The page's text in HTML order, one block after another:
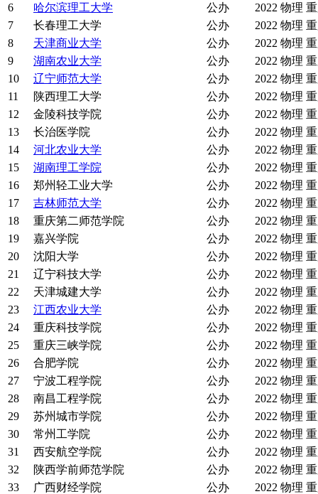
6
哈尔滨理工大学 公办 2022 物理
7
长春理工大学 公办 2022 物理
8
天津商业大学 公办 2022 物理
9
湖南农业大学 公办 2022 物理
10
辽宁师范大学 公办 2022 物理
11
陕西理工大学 公办 2022 物理
12
金陵科技学院 公办 2022 物理
13
长治医学院 公办 2022 物理
14
河北农业大学 公办 2022 物理
15
湖南理工学院 公办 2022 物理
16
郑州轻工业大学 公办 2022 物理
17
吉林师范大学 公办 2022 物理
18
重庆第二师范学院 公办 2022 物理
19
嘉兴学院 公办 2022 物理
20
沈阳大学 公办 2022 物理
21
辽宁科技大学 公办 2022 物理
22
天津城建大学 公办 2022 物理
23
江西农业大学 公办 2022 物理
24
重庆科技学院 公办 2022 物理
25
重庆三峡学院 公办 2022 物理
26
合肥学院 公办 2022 物理
27
宁波工程学院 公办 2022 物理
28
南昌工程学院 公办 2022 物理
29
苏州城市学院 公办 2022 物理
30
常州工学院 公办 2022 物理
31
西安航空学院 公办 2022 物理
32
陕西学前师范学院 公办 2022 物理
33
广西财经学院 公办 2022 物理